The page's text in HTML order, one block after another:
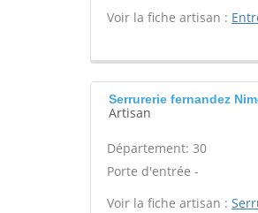
Voir la fiche artisan :
Serrurerie fernandez
Artisan
Département: 30
Porte d'entrée -
Voir la fiche artisan :